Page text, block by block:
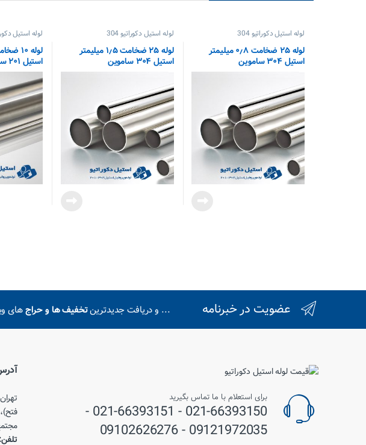
لوله استیل دکوراتیو 304
لوله ۲۵ ضخامت ۰٫۸ میلیمتر
استیل ۳۰۴ ساموین
لوله استیل دکوراتیو 304
لوله ۲۵ ضخامت ۱٫۵ میلیمتر
استیل ۳۰۴ ساموین
لوله استیل
استیل ۲۰۱ ساموین- شاخه‌ای
عضویت در خبرنامه ... و دریافت جدیدترینتخفیف ها و حراجهای
برای استعلام با ما تماس بگیرید
021-66393150 - 021-66393151 -
09121972035 - 09102626276
فتح)،
مجتمع
تلفن: